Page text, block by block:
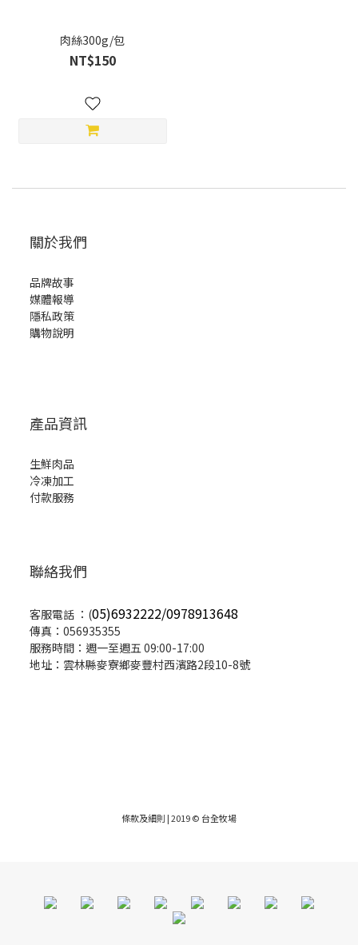
肉絲300g/包
NT$150
關於我們
品牌故事
媒體報導
隱私政策
購物說明
產品資訊
生鮮肉品
冷凍加工
付款服務
聯絡我們
客服電話 ：(05)6932222/0978913648
傳真：056935355
服務時間：週一至週五 09:00-17:00
地址：雲林縣麥寮鄉麥豐村西濱路2段10-8號
條款及細則 | 2019 © 台全牧場